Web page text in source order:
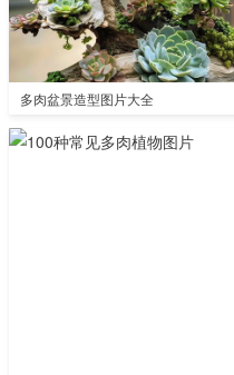
多肉盆景造型图片大全